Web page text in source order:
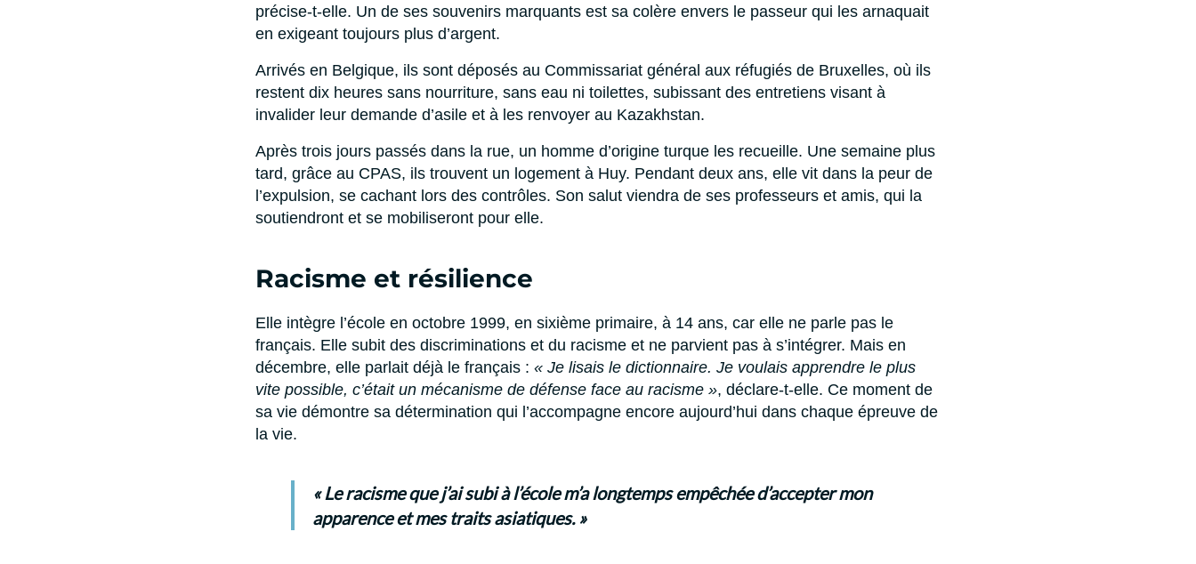
précise-t-elle. Un de ses souvenirs marquants est sa colère envers le passeur qui les arnaquait
en exigeant toujours plus d’argent.
Arrivés en Belgique, ils sont déposés au Commissariat général aux réfugiés de Bruxelles, où ils
restent dix heures sans nourriture, sans eau ni toilettes, subissant des entretiens visant à
invalider leur demande d’asile et à les renvoyer au Kazakhstan.
Après trois jours passés dans la rue, un homme d’origine turque les recueille. Une semaine plus
tard, grâce au CPAS, ils trouvent un logement à Huy. Pendant deux ans, elle vit dans la peur de
l’expulsion, se cachant lors des contrôles. Son salut viendra de ses professeurs et amis, qui la
soutiendront et se mobiliseront pour elle.
Racisme et résilience
Elle intègre l’école en octobre 1999, en sixième primaire, à 14 ans, car elle ne parle pas le
français. Elle subit des discriminations et du racisme et ne parvient pas à s’intégrer. Mais en
décembre, elle parlait déjà le français : « Je lisais le dictionnaire. Je voulais apprendre le plus
vite possible, c’était un mécanisme de défense face au racisme », déclare-t-elle. Ce moment de
sa vie démontre sa détermination qui l’accompagne encore aujourd’hui dans chaque épreuve de
la vie.
« Le racisme que j’ai subi à l’école m’a longtemps empêchée d’accepter mon
apparence et mes traits asiatiques. »